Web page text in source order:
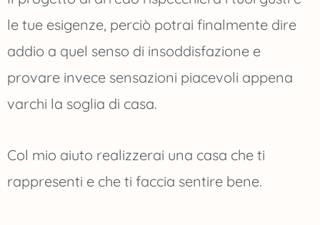
le tue esigenze, perciò potrai finalmente dire
addio a quel senso di insoddisfazione e
provare invece sensazioni piacevoli appena
varchi la soglia di casa.
Col mio aiuto realizzerai una casa che ti
rappresenti e che ti faccia sentire bene.